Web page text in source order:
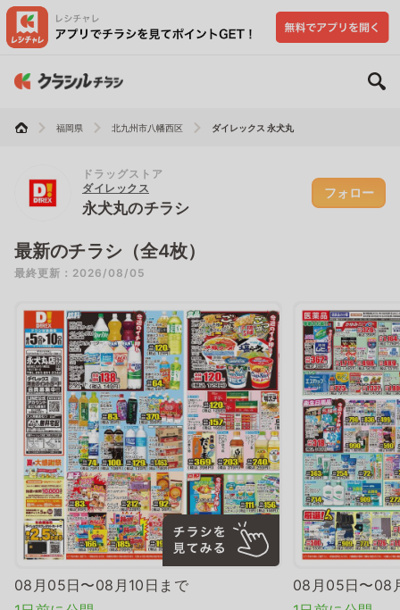
福岡県 北九州市八幡西区 ダイレックス 永犬丸
ドラッグストア
ダイレックス
永犬丸のチラシ
フォロー
最新のチラシ（全4枚）
最終更新：2026/08/05
08月05日〜08月10日まで
08月05日〜08